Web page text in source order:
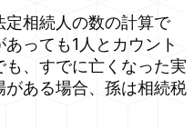
相続人の数の計算で
っても1人とカウント
、すでに亡くなった実
ある場合、孫は相続税